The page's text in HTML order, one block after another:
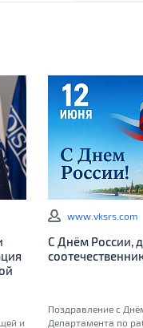
и
www.vksrs.com
С Днём России,
Поздравление с
Департамента по